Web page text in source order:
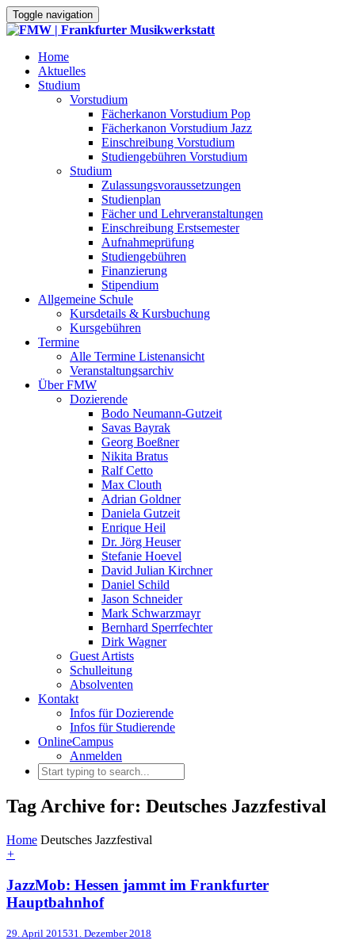
Toggle navigation
Home
Aktuelles
Studium
Vorstudium
Fächerkanon Vorstudium Pop
Fächerkanon Vorstudium Jazz
Einschreibung Vorstudium
Studiengebühren Vorstudium
Studium
Zulassungsvoraussetzungen
Studienplan
Fächer und Lehrveranstaltungen
Einschreibung Erstsemester
Aufnahmeprüfung
Studiengebühren
Finanzierung
Stipendium
Allgemeine Schule
Kursdetails & Kursbuchung
Kursgebühren
Termine
Alle Termine Listenansicht
Veranstaltungsarchiv
Über FMW
Dozierende
Bodo Neumann-Gutzeit
Savas Bayrak
Georg Boeßner
Nikita Bratus
Ralf Cetto
Max Clouth
Adrian Goldner
Daniela Gutzeit
Enrique Heil
Dr. Jörg Heuser
Stefanie Hoevel
David Julian Kirchner
Daniel Schild
Jason Schneider
Mark Schwarzmayr
Bernhard Sperrfechter
Dirk Wagner
Guest Artists
Schulleitung
Absolventen
Kontakt
Infos für Dozierende
Infos für Studierende
OnlineCampus
Anmelden
Tag Archive for: Deutsches Jazzfestival
Home Deutsches Jazzfestival
+
JazzMob: Hessen jammt im Frankfurter
Hauptbahnhof
29. April 201531. Dezember 2018